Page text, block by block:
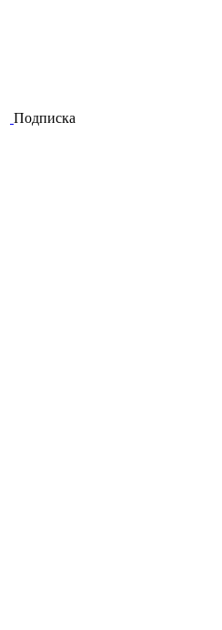
Подписка